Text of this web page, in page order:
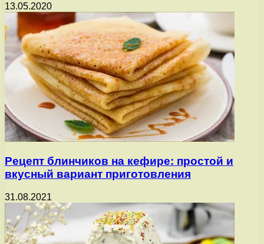
13.05.2020
Рецепт блинчиков на кефире: простой и
вкусный вариант приготовления
31.08.2021